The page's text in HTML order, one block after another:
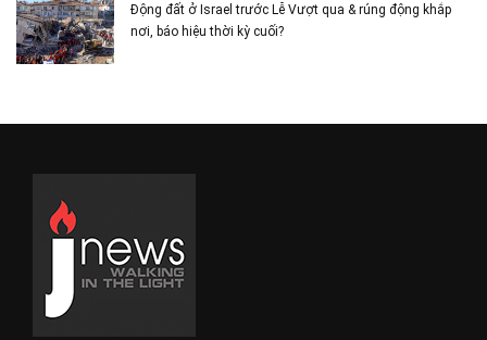
Động đất ở Israel trước Lễ Vượt qua & rúng động khắp
nơi, báo hiệu thời kỳ cuối?